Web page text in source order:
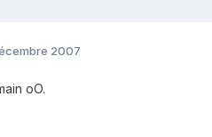
2007
oO.